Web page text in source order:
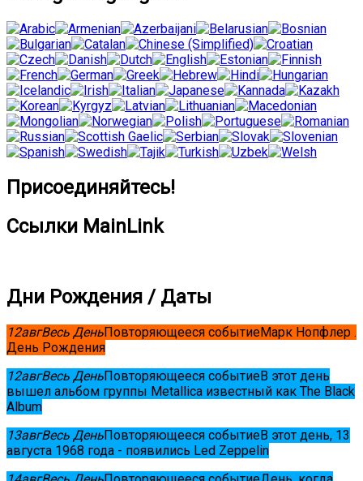
Присоединяйтесь!
Ссылки MainLink
Дни Рождения / Даты
12авгВесь ДеньПовторяющееся событиеМарк Нопфлер .
День Рождения
12авгВесь ДеньПовторяющееся событиеВ этот день
вышел альбом группы Metallica известный как The Black
Album
13авгВесь ДеньПовторяющееся событиеВ этот день, 13
августа 1968 года - появились Led Zeppelin